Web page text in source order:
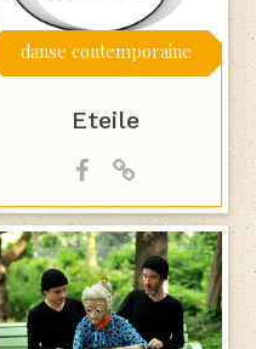
danse contemporaine
Eteile